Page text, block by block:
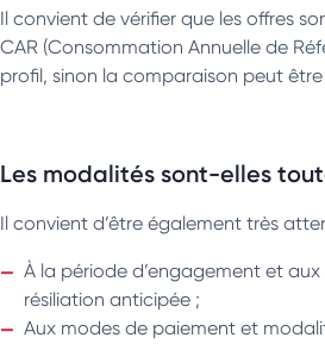
Il convient de vérifier que les offres
CAR (Consommation Annuelle de
profil, sinon la comparaison peut être
Les modalités sont-elles
Il convient d’être également très
À la période d’engagement et
résiliation anticipée ;
Aux modes de paiement et